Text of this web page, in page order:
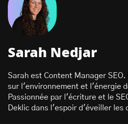
Sarah Nedjar
Sarah est Content Manager
sur l'environnement et l'énergie
Passionnée par l'écriture et le
Deklic dans l'espoir d'éveiller les